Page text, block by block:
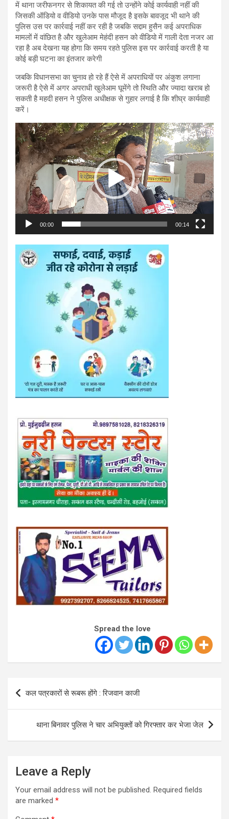
में थाना जरीफनगर से शिकायत की गई तो उन्होंने कोई कार्यवाही नहीं की
जिसकी ऑडियो व वीडियो उनके पास मौजूद है इसके बावजूद भी थाने की
पुलिस उस पर कार्रवाई नहीं कर रही है जबकि सद्दाम हुसैन कई अपराधिक
मामलों में वांछित है और खुलेआम मेहंदी हसन को वीडियो में गाली देता नजर आ
रहा है अब देखना यह होगा कि समय रहते पुलिस इस पर कार्रवाई करती है या
कोई बड़ी घटना का इंतजार करेगी
जबकि विधानसभा का चुनाव हो रहे हैं ऐसे में अपराधियों पर अंकुश लगाना
जरूरी है ऐसे में अगर अपराधी खुलेआम घूमेंगे तो स्थिति और ज्यादा खराब हो
सकती है महदी हसन ने पुलिस अधीक्षक से गुहार लगाई है कि शीघ्र कार्यवाही
करें।
Video
Player
00:00 00:14
Spread the love
Post
navigation
कल पत्रकारों से रूबरू होंगे : रिजवान काजी
थाना बिनावर पुलिस ने चार अभियुक्तों को गिरफ्तार कर भेजा जेल
Leave a Reply
Your email address will not be published. Required fields
are marked *